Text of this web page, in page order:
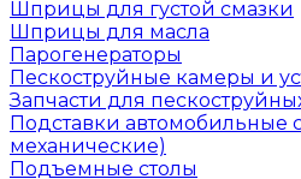
Шприцы для густой смазки
Шприцы для масла
Парогенераторы
Пескоструйные камеры и
Запчасти для
Подставки автомобильные
механические)
Подъемные столы